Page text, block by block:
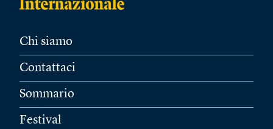
Chi siamo
Contattaci
Sommario
Festival